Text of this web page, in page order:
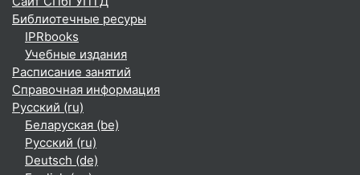
Библиотечные ресуры
IPRbooks
Учебные издания
Расписание занятий
Справочная информация
Русский ‎(ru)‎
Беларуская ‎(be)‎
Русский ‎(ru)‎
Deutsch ‎(de)‎